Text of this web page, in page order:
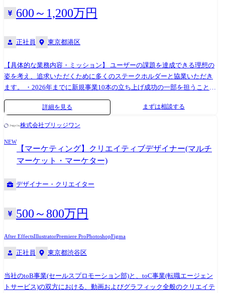
Silicon) , デュアルモニタ対応
600～1,200万円
正社員 東京都港区
【具体的な業務内容・ミッション】 ユーザーの課題を達成できる理想の
姿を考え、追求いただくために多くのステークホルダーと協業いただき
ます。 ・2026年までに新規事業10本の立ち上げ成功の一部を担うこと
・PdM、エンジニア、CSを中心とした他部門と連携し顧客の課題解決策
の検討と実装 ・新機能開発のプロジェクトメンバーとして、実現性とUX
を兼ね備えた緻密なUIデザイン ・プロダクトの将来像・ロードマップを
どのフレームワークを活用した課題の解像度を高めるアクションの実行
●業務内容の変更範囲:会社の定める業務
詳細を見る まずは相談する
株式会社ブリッジワン
NEW
【マーケティング】クリエイティブデザイナー(マルチ
マーケット・マーケター)
デザイナー・クリエイター
500～800万円
After EffectsIllustratorPremiere ProPhotoshopFigma
正社員 東京都渋谷区
当社のtoB事業(セールスプロモーション部)と、toC事業(転職エージェン
トサービス)の双方における、動画およびグラフィック全般のクリエイテ